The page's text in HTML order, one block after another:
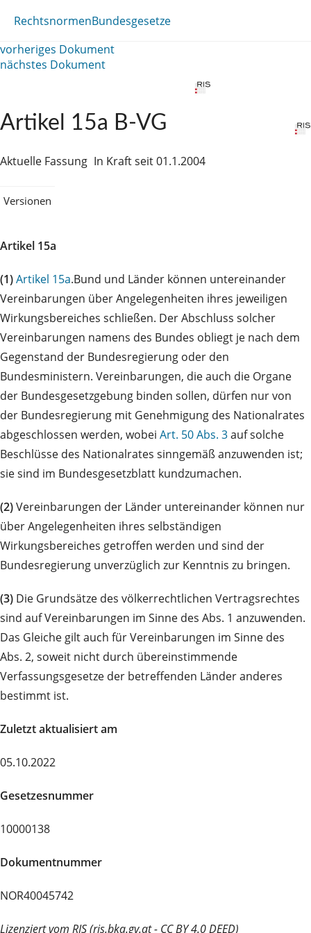
RechtsnormenBundesgesetze
vorheriges Dokument
nächstes Dokument
Artikel 15a B-VG
Aktuelle Fassung In Kraft seit 01.1.2004
Versionen
Artikel 15a
(1)Artikel 15a.Bund und Länder können untereinander
Vereinbarungen über Angelegenheiten ihres jeweiligen
Wirkungsbereiches schließen. Der Abschluss solcher
Vereinbarungen namens des Bundes obliegt je nach dem
Gegenstand der Bundesregierung oder den
Bundesministern. Vereinbarungen, die auch die Organe
der Bundesgesetzgebung binden sollen, dürfen nur von
der Bundesregierung mit Genehmigung des Nationalrates
abgeschlossen werden, wobei Art. 50 Abs. 3auf solche
Beschlüsse des Nationalrates sinngemäß anzuwenden ist;
sie sind im Bundesgesetzblatt kundzumachen.
(2)Vereinbarungen der Länder untereinander können nur
über Angelegenheiten ihres selbständigen
Wirkungsbereiches getroffen werden und sind der
Bundesregierung unverzüglich zur Kenntnis zu bringen.
(3) Die Grundsätze des völkerrechtlichen Vertragsrechtes
sind auf Vereinbarungen im Sinne des Abs. 1 anzuwenden.
Das Gleiche gilt auch für Vereinbarungen im Sinne des
Abs. 2, soweit nicht durch übereinstimmende
Verfassungsgesetze der betreffenden Länder anderes
bestimmt ist.
Zuletzt aktualisiert am
05.10.2022
Gesetzesnummer
10000138
Dokumentnummer
NOR40045742
Lizenziert vom RIS (ris.bka.gv.at - CC BY 4.0 DEED)